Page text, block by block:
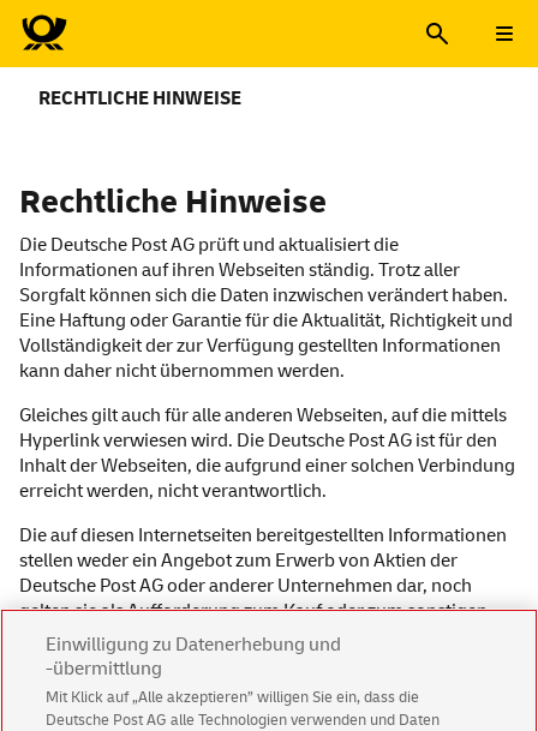
RECHTLICHE HINWEISE
Rechtliche Hinweise
Die Deutsche Post AG prüft und aktualisiert die
Informationen auf ihren Webseiten ständig. Trotz aller
Sorgfalt können sich die Daten inzwischen verändert haben.
Eine Haftung oder Garantie für die Aktualität, Richtigkeit und
Vollständigkeit der zur Verfügung gestellten Informationen
kann daher nicht übernommen werden.
Gleiches gilt auch für alle anderen Webseiten, auf die mittels
Hyperlinkverwiesen wird. Die Deutsche Post AG ist für den
Inhalt der Webseiten, die aufgrund einer solchen Verbindung
erreicht werden, nicht verantwortlich.
Die auf diesen Internetseiten bereitgestellten Informationen
stellen weder ein Angebot zum Erwerb von Aktien der
Deutsche Post AG oder anderer Unternehmen dar, noch
gelten sie als Aufforderung zum Kauf oder zum sonstigen
direkten oder indirekten Handel mit Aktien. Des Weiteren
behält sich die Deutsche Post AG das Recht vor, Änderungen
oder Ergänzungen der bereitgestellten Informationen
vorzunehmen.
Einwilligung zu Datenerhebung und
-übermittlung
Mit Klick auf „Alle akzeptieren” willigen Sie ein, dass die
Deutsche Post AG alle Technologien verwenden und Daten